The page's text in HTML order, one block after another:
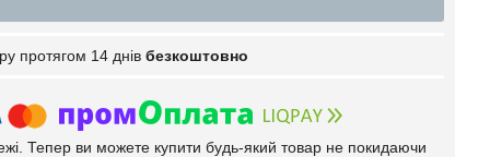
протягом 14 днів безкоштовно
Тепер ви можете купити будь-який товар не покидаючи